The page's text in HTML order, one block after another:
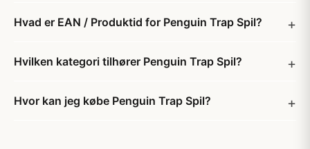
Hvad er EAN / Produktid for Penguin Trap Spil?
Hvilken kategori tilhører Penguin Trap Spil?
Hvor kan jeg købe Penguin Trap Spil?